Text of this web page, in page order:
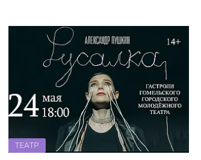
ТЕАТР